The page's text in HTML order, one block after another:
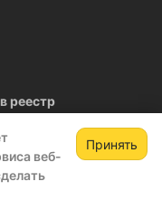
веб-
Принять
реестр